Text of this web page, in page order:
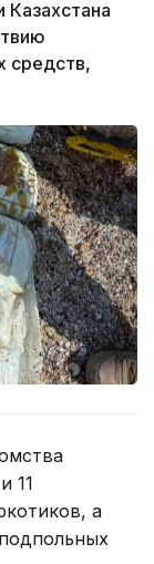
Казахстана
средств,
11
а